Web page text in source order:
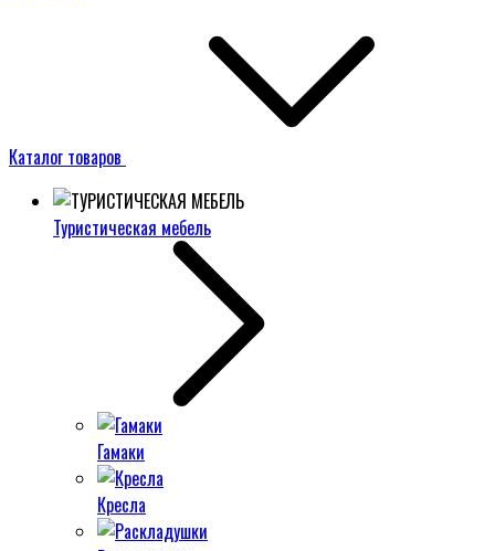
Каталог товаров
Туристическая мебель
Гамаки
Кресла